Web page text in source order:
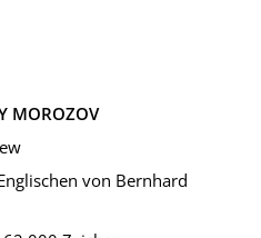
MOROZOV
von Bernhard